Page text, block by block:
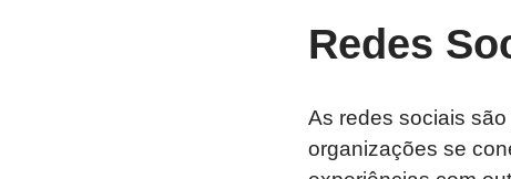
Redes
As redes sociais
organizações se